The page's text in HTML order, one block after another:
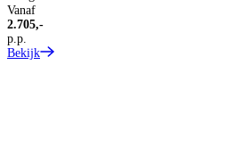
Vanaf
2.705,-
p.p.
Bekijk